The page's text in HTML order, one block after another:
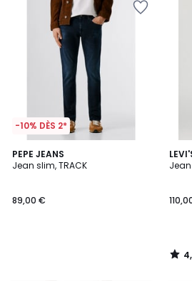
-10% DÈS 2*
PEPE JEANS
Jean slim, TRACK
89,00 €
4,4
/ 5
2
/